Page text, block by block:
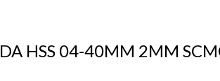
HSS 04-40MM 2MM